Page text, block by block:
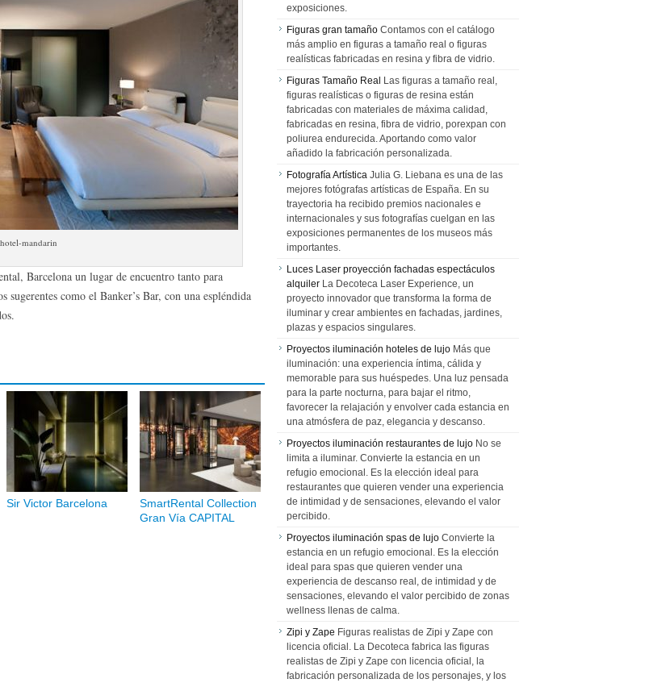
mandarin
Barcelona un lugar de encuentro tanto para
sugerentes como el Banker’s Bar, con una espléndida
Sir Victor Barcelona
SmartRental Collection
Gran Vía CAPITAL
exposiciones.
Figuras gran tamaño Contamos con el catálogo
más amplio en figuras a tamaño real o figuras
realísticas fabricadas en resina y fibra de vidrio.
Figuras Tamaño Real Las figuras a tamaño real,
figuras realísticas o figuras de resina están
fabricadas con materiales de máxima calidad,
fabricadas en resina, fibra de vidrio, porexpan con
poliurea endurecida. Aportando como valor
añadido la fabricación personalizada.
Fotografía Artística Julia G. Liebana es una de las
mejores fotógrafas artísticas de España. En su
trayectoria ha recibido premios nacionales e
internacionales y sus fotografías cuelgan en las
exposiciones permanentes de los museos más
importantes.
Luces Laser proyección fachadas espectáculos
alquiler La Decoteca Laser Experience, un
proyecto innovador que transforma la forma de
iluminar y crear ambientes en fachadas, jardines,
plazas y espacios singulares.
Proyectos iluminación hoteles de lujo Más que
iluminación: una experiencia íntima, cálida y
memorable para sus huéspedes. Una luz pensada
para la parte nocturna, para bajar el ritmo,
favorecer la relajación y envolver cada estancia en
una atmósfera de paz, elegancia y descanso.
Proyectos iluminación restaurantes de lujo No se
limita a iluminar. Convierte la estancia en un
refugio emocional. Es la elección ideal para
restaurantes que quieren vender una experiencia
de intimidad y de sensaciones, elevando el valor
percibido.
Proyectos iluminación spas de lujo Convierte la
estancia en un refugio emocional. Es la elección
ideal para spas que quieren vender una
experiencia de descanso real, de intimidad y de
sensaciones, elevando el valor percibido de zonas
wellness llenas de calma.
Zipi y Zape Figuras realistas de Zipi y Zape con
licencia oficial. La Decoteca fabrica las figuras
realistas de Zipi y Zape con licencia oficial, la
fabricación personalizada de los personajes, y los